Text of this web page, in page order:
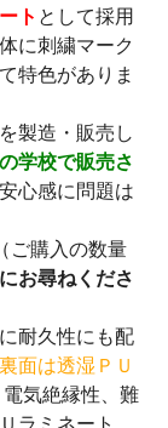
ト として採用
に刺繍マーク
特色がありま
製造・販売し
学校で販売さ
心感に問題は
ご購入の数量
お尋ねくださ
耐久性にも配
面は透湿ＰＵ
気絶縁性、難
ラミネート